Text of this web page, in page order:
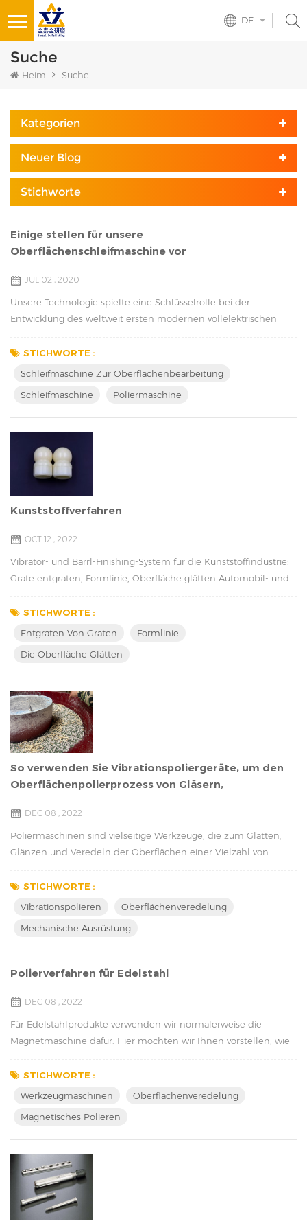
DE
Suche
Heim Suche
Kategorien
Neuer Blog
Stichworte
Einige stellen für unsere
Oberflächenschleifmaschine vor
JUL 02 , 2020
Unsere Technologie spielte eine Schlüsselrolle bei der
Entwicklung des weltweit ersten modernen vollelektrischen
zu allen Automobilherstellern sowie die hauseigene
Elektronikentwicklung und -fertigung kommen heute in allen
an der Entwicklung des weltweit ersten modernen vollelekt...
STICHWORTE :
Schleifmaschine Zur Oberflächenbearbeitung
Schleifmaschine
Poliermaschine
Kunststoffverfahren
OCT 12 , 2022
Vibrator- und Barrl-Finishing-System für die Kunststoffindustrie:
Grate entgraten, Formlinie, Oberfläche glätten Automobil- und
Medizintechnik: Duroplastische und thermoplastische
Funktionsteile und Sicherheitsteile sind für diesen einzigartigen
derartigen Anwendungen steigt ebenso wie die Na...
STICHWORTE :
Entgraten Von Graten
Formlinie
Die Oberfläche Glätten
So verwenden Sie Vibrationspoliergeräte, um den
Oberflächenpolierprozess von Gläsern,
durchzuführen.
DEC 08 , 2022
Poliermaschinen sind vielseitige Werkzeuge, die zum Glätten,
Glänzen und Veredeln der Oberflächen einer Vielzahl von
Kanten verwendet werden. Von Metall und Kunststoff bis hin zu
Stein und Glas können Poliermaschinen verwendet werden, um
zu verbessern, was sie zu einem unverzic...
STICHWORTE :
Vibrationspolieren
Oberflächenveredelung
Mechanische Ausrüstung
Polierverfahren für Edelstahl
DEC 08 , 2022
Für Edelstahlprodukte verwenden wir normalerweise die
Magnetmaschine dafür. Hier möchten wir Ihnen vorstellen, wie
werden abrasive Materialien verwendet, um Oberflächenfehler
zu entfernen und ein glattes, glänzendes Finish zu erzielen. Der
gewünschten Finish ab, aber hier ist ein allgemei...
STICHWORTE :
Werkzeugmaschinen
Oberflächenveredelung
Magnetisches Polieren